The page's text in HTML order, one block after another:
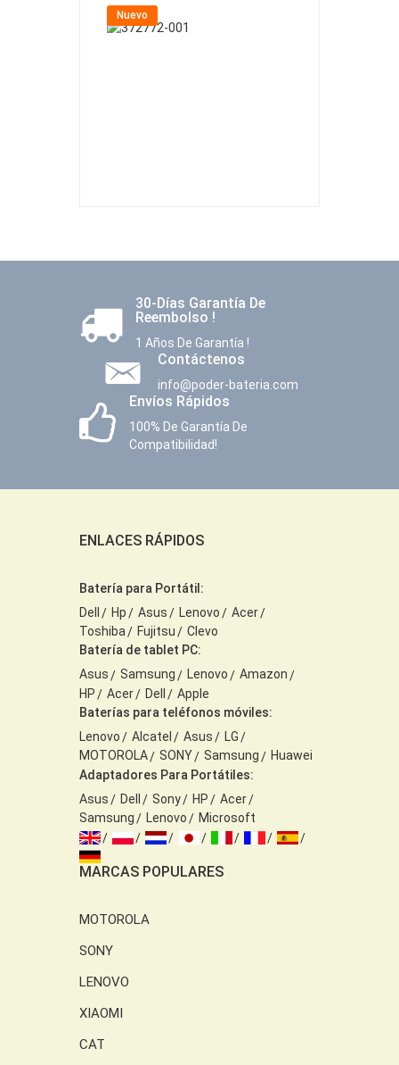
Nuevo
30-Días Garantía De
Reembolso !
1 Años De Garantía !
Contáctenos
info@poder-bateria.com
Envíos Rápidos
100% De Garantía De
Compatibilidad!
ENLACES RÁPIDOS
Batería para Portátil:
Dell
Hp Asus Lenovo
Acer
Toshiba
Fujitsu
Clevo
Batería de tablet PC:
Asus
Samsung Lenovo
Amazon
HP
Acer Dell
Apple
Baterías para teléfonos móviles:
Lenovo
Alcatel Asus
LG
MOTOROLA
SONY Samsung
Huawei
Adaptadores Para Portátiles:
Asus
Dell Sony HP
Acer
Samsung
Lenovo Microsoft
MARCAS POPULARES
MOTOROLA
SONY
LENOVO
XIAOMI
CAT